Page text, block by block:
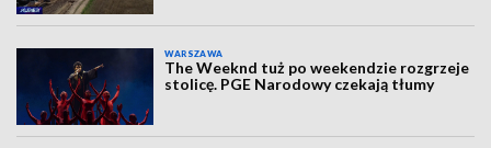
WARSZAWA
The Weeknd tuż po weekendzie rozgrzeje
stolicę. PGE Narodowy czekają tłumy